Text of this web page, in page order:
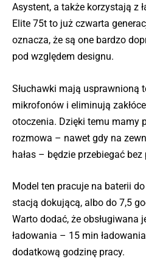
Asystent, a także korzystają z
Elite 75t to już czwarta
oznacza, że są one bardzo
pod względem designu.
Słuchawki mają usprawnioną
mikrofonów i eliminują
otoczenia. Dzięki temu mamy
rozmowa – nawet gdy na
hałas – będzie przebiegać bez
Model ten pracuje na baterii
stacją dokującą, albo do 7,5
Warto dodać, że obsługiwana
ładowania – 15 min
dodatkową godzinę pracy.